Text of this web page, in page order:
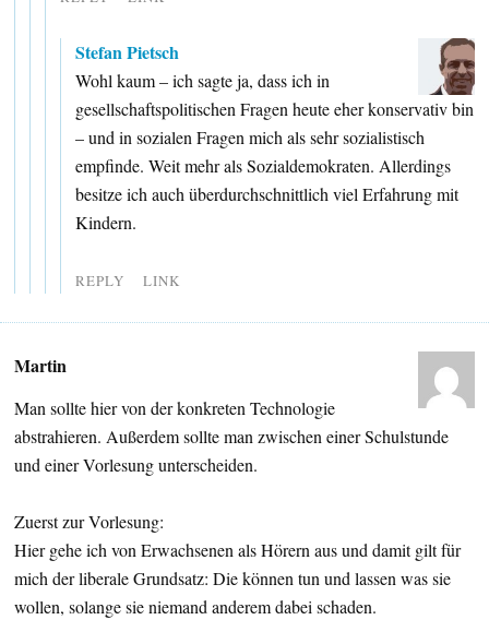
Stefan Pietsch
Wohl kaum – ich sagte ja, dass ich in
gesellschaftspolitischen Fragen heute eher konservativ bin
– und in sozialen Fragen mich als sehr sozialistisch
empfinde. Weit mehr als Sozialdemokraten. Allerdings
besitze ich auch überdurchschnittlich viel Erfahrung mit
Kindern.
REPLY LINK
Martin
Man sollte hier von der konkreten Technologie
abstrahieren. Außerdem sollte man zwischen einer Schulstunde
und einer Vorlesung unterscheiden.
Zuerst zur Vorlesung:
Hier gehe ich von Erwachsenen als Hörern aus und damit gilt für
mich der liberale Grundsatz: Die können tun und lassen was sie
wollen, solange sie niemand anderem dabei schaden.